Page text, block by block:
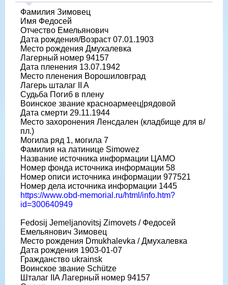
Фамилия Зимовец
Имя Федосей
Отчество Емельянович
Дата рождения/Возраст 07.01.1903
Место рождения Дмухалевка
Лагерный номер 94157
Дата пленения 13.07.1942
Место пленения Ворошиловград
Лагерь шталаг II A
Судьба Погиб в плену
Воинское звание красноармеец|рядовой
Дата смерти 29.11.1944
Место захоронения Ленсдален (кладбище для в/
пл.)
Могила ряд 1, могила 7
Фамилия на латинице Simowez
Название источника информации ЦАМО
Номер фонда источника информации 58
Номер описи источника информации 977521
Номер дела источника информации 1445
https://www.obd-memorial.ru/html/info.htm?
id=300640949
Fedosij Jemeljanovitsj Zimovets / Федосей
Емельянович Зимовец
Место рождения Dmukhalevka / Дмухалевка
Дата рождения 1903-01-07
Гражданство ukrainsk
Воинское звание Schütze
Шталаг IIA Лагерный номер 94157